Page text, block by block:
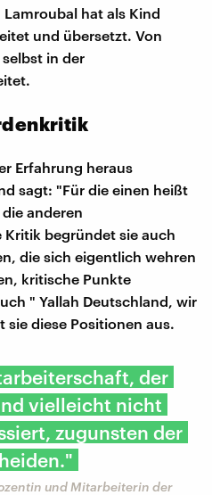
hat als Kind
und übersetzt. Von
in der
Erfahrung heraus
sagt: "Für die einen heißt
anderen
begründet sie auch
die sich eigentlich wehren
kritische Punkte
" Yallah Deutschland, wir
diese Positionen aus.
der
vielleicht nicht
zugunsten der
und Mitarbeiterin der